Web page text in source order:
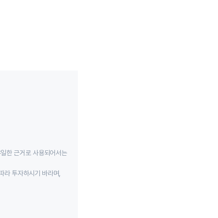
한 근거로 사용되어서는
투자하시기 바라며,